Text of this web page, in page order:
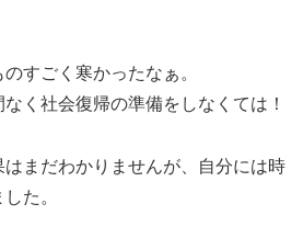
すごく寒かったなぁ。
く社会復帰の準備をしなくては！
まだわかりませんが、自分には時
た。